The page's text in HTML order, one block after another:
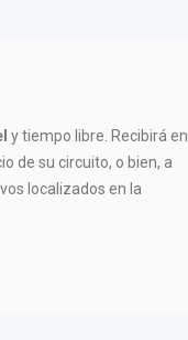
y tiempo libre. Recibirá en
de su circuito, o bien, a
localizados en la